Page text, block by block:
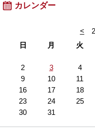
カレンダー
<
日
月 火
2
3 4
9
10 11
16
17 18
23
24 25
30
31